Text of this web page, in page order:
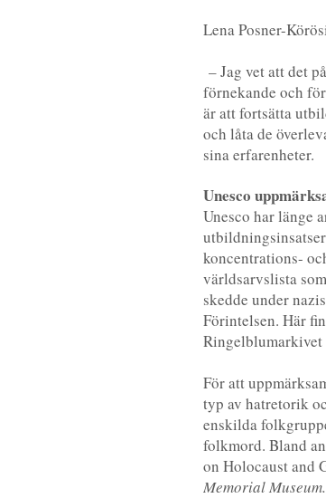
Lena Posner-
– Jag vet att det
förnekande och
är att fortsätta
och låta de
sina erfarenheter.
Unesco
Unesco har länge
koncentrations-
världsarvslista
skedde under
Förintelsen. Här
Ringelblumarkivet
För att
typ av hatretorik
enskilda
folkmord. Bland
on Holocaust and
Memorial Museum.